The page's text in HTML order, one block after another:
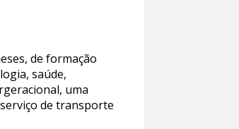
de formação
saúde,
uma
de transporte